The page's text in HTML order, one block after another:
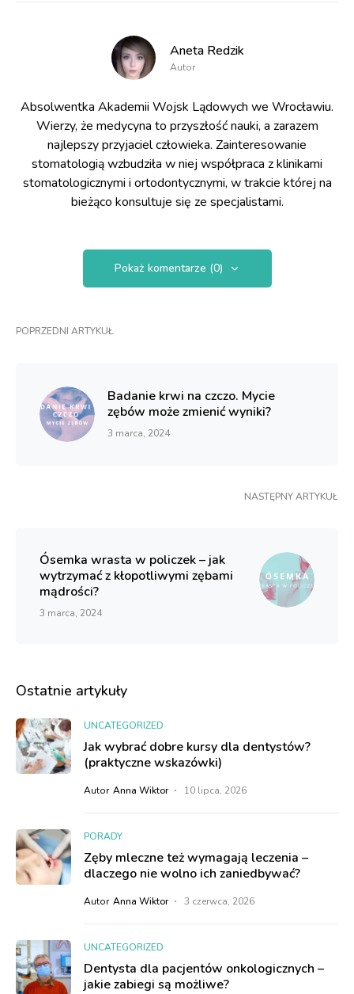
Aneta Redzik
Autor
Absolwentka Akademii Wojsk Lądowych we Wrocławiu.
Wierzy, że medycyna to przyszłość nauki, a zarazem
najlepszy przyjaciel człowieka. Zainteresowanie
stomatologią wzbudziła w niej współpraca z klinikami
stomatologicznymi i ortodontycznymi, w trakcie której na
bieżąco konsultuje się ze specjalistami.
Pokaż komentarze (0)
POPRZEDNI ARTYKUŁ
Badanie krwi na czczo. Mycie
zębów może zmienić wyniki?
3 marca, 2024
NASTĘPNY ARTYKUŁ
Ósemka wrasta w policzek – jak
wytrzymać z kłopotliwymi zębami
mądrości?
3 marca, 2024
Ostatnie artykuły
UNCATEGORIZED
Jak wybrać dobre kursy dla dentystów?
(praktyczne wskazówki)
Autor Anna Wiktor 10 lipca, 2026
PORADY
Zęby mleczne też wymagają leczenia –
dlaczego nie wolno ich zaniedbywać?
Autor Anna Wiktor 3 czerwca, 2026
UNCATEGORIZED
Dentysta dla pacjentów onkologicznych –
jakie zabiegi są możliwe?